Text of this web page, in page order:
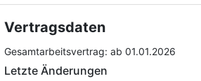
Vertragsdaten
Gesamtarbeitsvertrag: ab 01.01.2026
Letzte Änderungen